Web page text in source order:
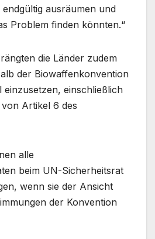
ausräumen und
Problem finden könnten.“
die Länder zudem
der Biowaffenkonvention
einschließlich
Artikel 6 des
alle
beim UN-Sicherheitsrat
wenn sie der Ansicht
der Konvention